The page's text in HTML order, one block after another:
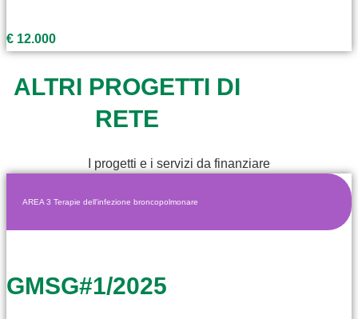
€ 12.000
ALTRI PROGETTI DI
RETE
I progetti e i servizi da finanziare
AREA 3 Terapie dell'infezione broncopolmonare
GMSG#1/2025